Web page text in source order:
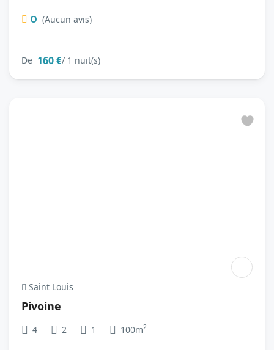
0 (Aucun avis)
De 160 €/ 1 nuit(s)
Saint Louis
Pivoine
4 2 1 100m2